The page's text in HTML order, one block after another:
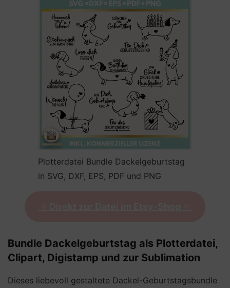
Plotterdatei Bundle Dackelgeburtstag
in SVG, DXF, EPS, PDF und PNG
Bundle Dackelgeburtstag als Plotterdatei,
Clipart, Digistamp und zur Sublimation
Dieses liebevoll gestaltete Dackel-Geburtstagsbundle